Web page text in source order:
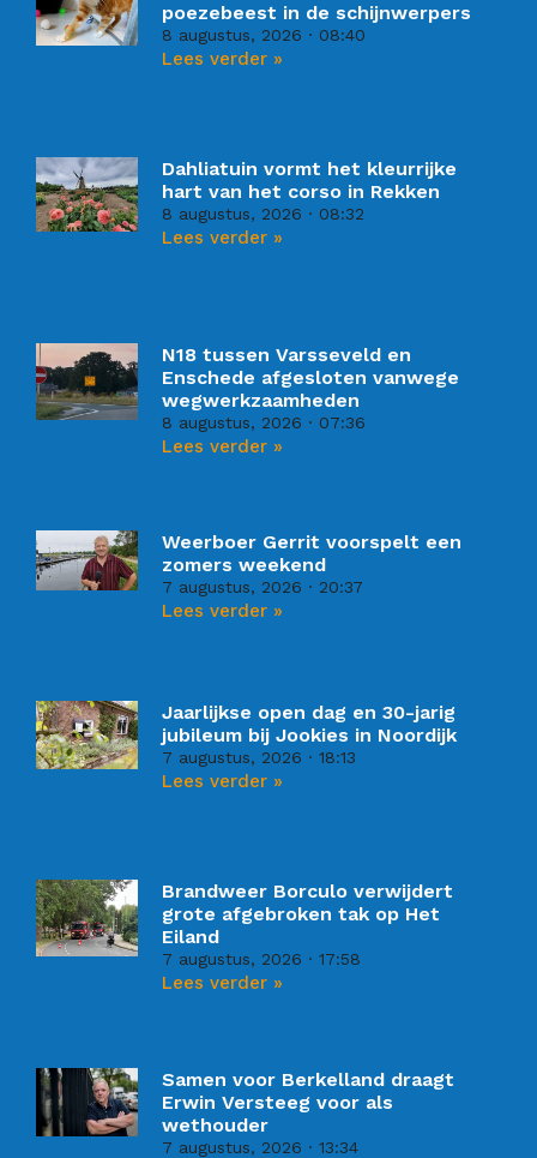
poezebeest in de schijnwerpers
8 augustus, 2026 08:40
Lees verder »
Dahliatuin vormt het kleurrijke
hart van het corso in Rekken
8 augustus, 2026 08:32
Lees verder »
N18 tussen Varsseveld en
Enschede afgesloten vanwege
wegwerkzaamheden
8 augustus, 2026 07:36
Lees verder »
Weerboer Gerrit voorspelt een
zomers weekend
7 augustus, 2026 20:37
Lees verder »
Jaarlijkse open dag en 30-jarig
jubileum bij Jookies in Noordijk
7 augustus, 2026 18:13
Lees verder »
Brandweer Borculo verwijdert
grote afgebroken tak op Het
Eiland
7 augustus, 2026 17:58
Lees verder »
Samen voor Berkelland draagt
Erwin Versteeg voor als
wethouder
7 augustus, 2026 13:34